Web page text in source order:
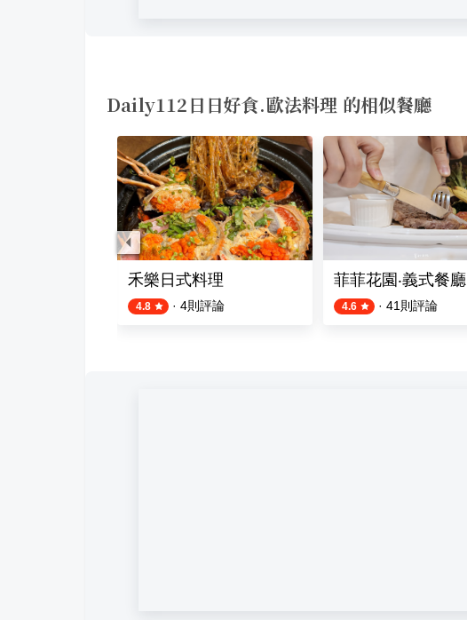
Daily112日日好食.歐法料理 的相似餐廳
禾樂日式料理
4.8 · 4則評論
菲菲花園‧義式餐廳
4.6 · 41 則評論